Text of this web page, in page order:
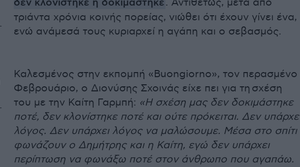
δεν κλονίστηκε ή δοκιμάστηκε. Αντιθέτως, μετά από
τριάντα χρόνια κοινής πορείας, νιώθει ότι έχουν γίνει ένα,
ενώ ανάμεσά τους κυριαρχεί η αγάπη και ο σεβασμός.
Καλεσμένος στην εκπομπή «Buongiorno», τον περασμένο
Φεβρουάριο, ο Διονύσης Σχοινάς είχε πει για τη σχέση
του με την Καίτη Γαρμπή: «Η σχέση μας δεν δοκιμάστηκε
ποτέ, δεν κλονίστηκε ποτέ και ούτε πρόκειται. Δεν
λόγος. Δεν υπάρχει λόγος να μαλώσουμε. Μέσα στο σπίτι
φωνάζουν ο Δημήτρης και η Καίτη, εγώ δεν υπάρχει
περίπτωση να φωνάξω ποτέ στον άνθρωπο που αγαπάω.